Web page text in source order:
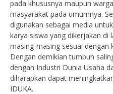
pada khususnya maupun
masyarakat pada umumnya.
digunakan sebagai media
karya siswa yang dikerjakan
masing-masing sesuai dengan
Dengan demikian tumbuh
dengan Industri Dunia Usaha
diharapkan dapat
IDUKA.